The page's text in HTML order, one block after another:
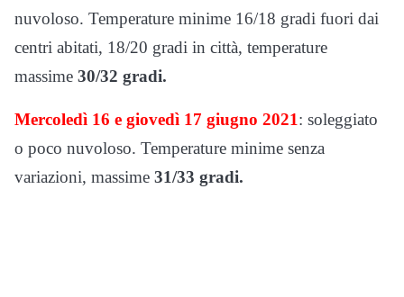
nuvoloso. Temperature minime 16/18 gradi fuori dai
centri abitati, 18/20 gradi in città, temperature
massime 30/32 gradi.
Mercoledì 16 e giovedì 17 giugno 2021: soleggiato
o poco nuvoloso. Temperature minime senza
variazioni, massime 31/33 gradi.